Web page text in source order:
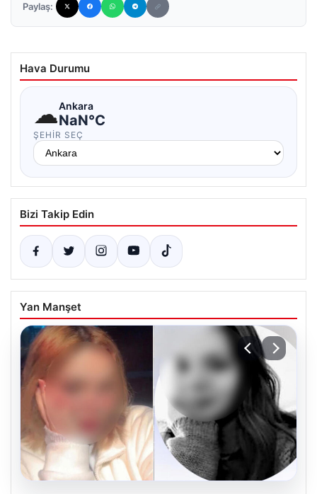
Paylaş:
Hava Durumu
☁Ankara
NaN°C
ŞEHIR SEÇ
Bizi Takip Edin
Yan Manşet